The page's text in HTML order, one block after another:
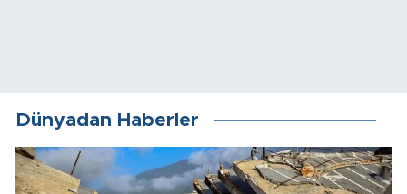
Dünyadan Haberler